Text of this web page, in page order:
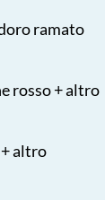
ramato
rosso + altro
altro